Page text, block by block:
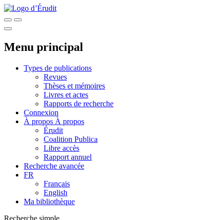
Menu principal
Types de publications
Revues
Thèses et mémoires
Livres et actes
Rapports de recherche
Connexion
À propos À propos
Érudit
Coalition Publica
Libre accès
Rapport annuel
Recherche avancée
FR
Français
English
Ma bibliothèque
Recherche simple